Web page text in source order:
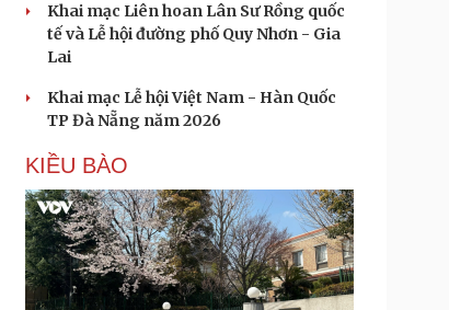
Khai mạc Liên hoan Lân Sư Rồng quốc
tế và Lễ hội đường phố Quy Nhơn - Gia
Lai
Khai mạc Lễ hội Việt Nam - Hàn Quốc
TP Đà Nẵng năm 2026
KIỀU BÀO